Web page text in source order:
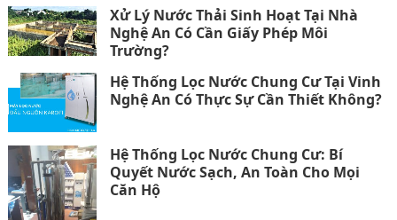
Xử Lý Nước Thải Sinh Hoạt Tại Nhà
Nghệ An Có Cần Giấy Phép Môi
Trường?
Hệ Thống Lọc Nước Chung Cư Tại Vinh
Nghệ An Có Thực Sự Cần Thiết Không?
Hệ Thống Lọc Nước Chung Cư: Bí
Quyết Nước Sạch, An Toàn Cho Mọi
Căn Hộ